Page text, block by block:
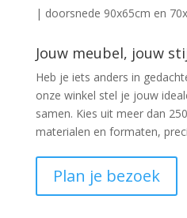
| doorsnede 90x65cm en
Jouw meubel, jouw
Heb je iets anders in
onze winkel stel je jouw
samen. Kies uit meer dan
materialen en formaten,
Plan je bezoek